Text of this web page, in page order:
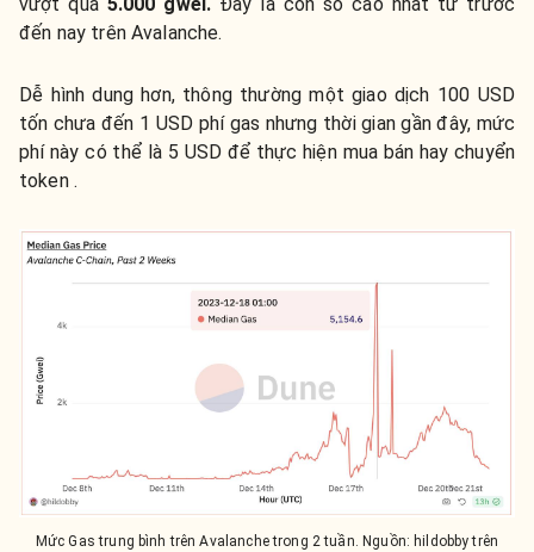
đến nay trên Avalanche.
Dễ hình dung hơn, thông thường một giao dịch 100 USD
tốn chưa đến 1 USD phí gas nhưng thời gian gần đây, mức
phí này có thể là 5 USD để thực hiện mua bán hay chuyển
token .
Mức Gas trung bình trên Avalanche trong 2 tuần. Nguồn: hildobby trên